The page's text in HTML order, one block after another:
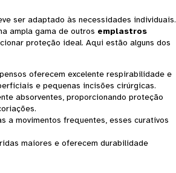
ser adaptado às necessidades individuais.
ampla gama de outros emplastros
proteção ideal. Aqui estão alguns dos
oferecem excelente respirabilidade e
e pequenas incisões cirúrgicas.
absorventes, proporcionando proteção
a movimentos frequentes, esses curativos
maiores e oferecem durabilidade